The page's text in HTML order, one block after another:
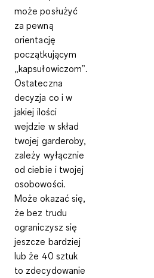
może posłużyć
za pewną
orientację
początkującym
„kapsułowiczom”.
Ostateczna
decyzja co i w
jakiej ilości
wejdzie w skład
twojej garderoby,
zależy wyłącznie
od ciebie i twojej
osobowości.
Może okazać się,
że bez trudu
ograniczysz się
jeszcze bardziej
lub że 40 sztuk
to zdecydowanie